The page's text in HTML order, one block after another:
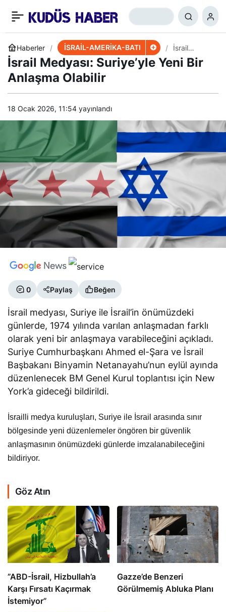
Haberler İSRAİL-AMERİKA-BATI
İsrail
Medyası:
Suriye’yle
İsrail Medyası: Suriye’yle Yeni Bir
Anlaşma Olabilir
18 Ocak 2026, 11:54 yayınlandı
0 Paylaş Beğen
İsrail medyası, Suriye ile İsrail’in önümüzdeki
günlerde, 1974 yılında varılan anlaşmadan farklı
olarak yeni bir anlaşmaya varabileceğini açıkladı.
Suriye Cumhurbaşkanı Ahmed el-Şara ve İsrail
Başbakanı Binyamin Netanayahu’nun eylül ayında
düzenlenecek BM Genel Kurul toplantısı için New
York’a gideceği bildirildi.
İsrailli medya kuruluşları, Suriye ile İsrail arasında sınır
bölgesinde yeni düzenlemeler öngören bir güvenlik
anlaşmasının önümüzdeki günlerde imzalanabileceğini
bildiriyor.
Göz Atın
​​​​​​​”ABD-İsrail, Hizbullah’a
Karşı Fırsatı Kaçırmak
İstemiyor”
​​​​​​​Gazze’de Benzeri
Görülmemiş Abluka Planı
İsrail: Hizbullah gerçek
orduya dönüştü, gücünü
üç kat artırdı
+ 0 Paylaş